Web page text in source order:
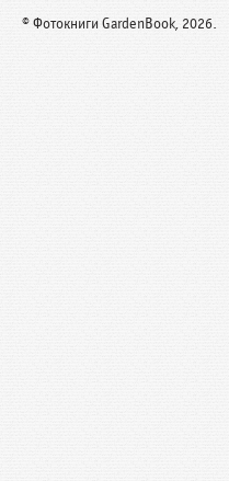
© Фотокниги GardenBook, 2026.